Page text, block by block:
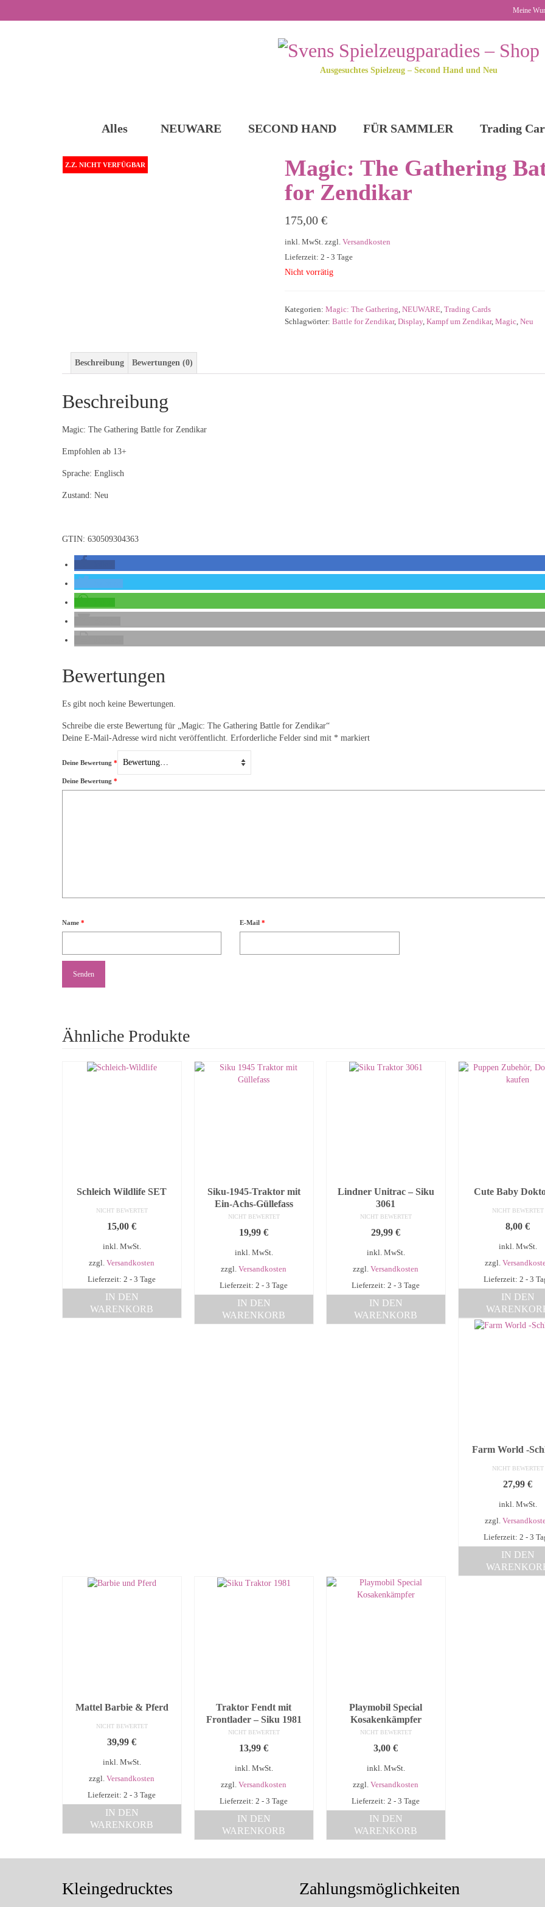
Meine
Ausgesuchtes Spielzeug – Second Hand und Neu
Alles NEUWARE SECOND HAND FÜR SAMMLER Trading
Z.Z. NICHT VERFÜGBAR
Magic: The Gathering
for Zendikar
175,00 €
inkl. MwSt. zzgl. Versandkosten
Lieferzeit: 2 - 3 Tage
Nicht vorrätig
Kategorien: Magic: The Gathering NEUWARE, Trading Cards
Schlagwörter: Battle for Zendikar, Display, Kampf um Zendikar, Magic, Neu
Beschreibung Bewertungen (0)
Beschreibung
Magic: The Gathering Battle for Zendikar
Empfohlen ab 13+
Sprache: Englisch
Zustand: Neu
GTIN: 630509304363
Bewertungen
Es gibt noch keine Bewertungen.
Schreibe die erste Bewertung für „Magic: The Gathering Battle for Zendikar“
Deine E-Mail-Adresse wird nicht veröffentlicht. Erforderliche Felder sind mit * markiert
Deine Bewertung *
Deine Bewertung *
Name * E-Mail*
Ähnliche Produkte
Schleich Wildlife SET
NICHT BEWERTET
15,00€
inkl. MwSt.
zzgl.Versandkosten
Lieferzeit: 2 - 3 Tage
IN DEN
WARENKORB
Siku-1945-Traktor mit
Ein-Achs-Güllefass
NICHT BEWERTET
19,99€
inkl. MwSt.
zzgl.Versandkosten
Lieferzeit: 2 - 3 Tage
IN DEN
WARENKORB
Lindner Unitrac – Siku
3061
NICHT BEWERTET
29,99€
inkl. MwSt.
zzgl.Versandkosten
Lieferzeit: 2 - 3 Tage
IN DEN
WARENKORB
Cute Baby
NICHT BEWERTET
8,00€
inkl. MwSt.
zzgl.
Lieferzeit: 2 - 3
IN DEN
Farm World -
NICHT BEWERTET
27,99€
inkl. MwSt.
zzgl.
Lieferzeit: 2 - 3
IN DEN
Mattel Barbie & Pferd
NICHT BEWERTET
39,99€
inkl. MwSt.
zzgl.Versandkosten
Lieferzeit: 2 - 3 Tage
IN DEN
WARENKORB
Traktor Fendt mit
Frontlader – Siku 1981
NICHT BEWERTET
13,99€
inkl. MwSt.
zzgl.Versandkosten
Lieferzeit: 2 - 3 Tage
IN DEN
WARENKORB
Playmobil Special
Kosakenkämpfer
NICHT BEWERTET
3,00€
inkl. MwSt.
zzgl.Versandkosten
Lieferzeit: 2 - 3 Tage
IN DEN
WARENKORB
Kleingedrucktes Zahlungsmöglichkeiten